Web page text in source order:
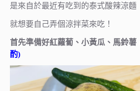
是來自於最近有吃到的泰式酸辣涼麵
就想要自己弄個涼拌菜來吃！
首先準備好紅蘿蔔、小黃瓜、馬鈴薯
酌)